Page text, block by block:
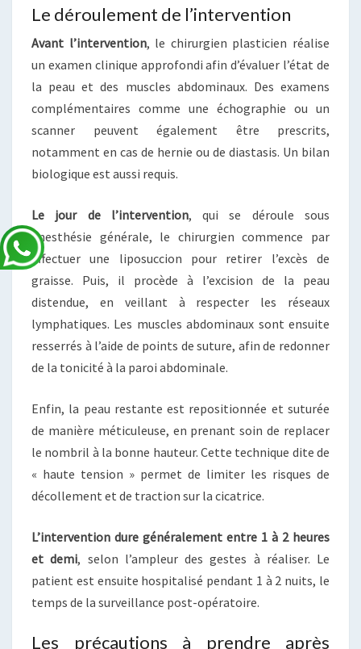
Le déroulement de l’intervention
Avant l’intervention, le chirurgien plasticien réalise
un examen clinique approfondi afin d’évaluer l’état de
la peau et des muscles abdominaux. Des examens
complémentaires comme une échographie ou un
scanner peuvent également être prescrits,
notamment en cas de hernie ou de diastasis. Un bilan
biologique est aussi requis.
Le jour de l’intervention, qui se déroule sous
anesthésie générale, le chirurgien commence par
effectuer une liposuccion pour retirer l’excès de
graisse. Puis, il procède à l’excision de la peau
distendue, en veillant à respecter les réseaux
lymphatiques. Les muscles abdominaux sont ensuite
resserrés à l’aide de points de suture, afin de redonner
de la tonicité à la paroi abdominale.
Enfin, la peau restante est repositionnée et suturée
de manière méticuleuse, en prenant soin de replacer
le nombril à la bonne hauteur. Cette technique dite de
« haute tension » permet de limiter les risques de
décollement et de traction sur la cicatrice.
L’intervention dure généralement entre 1 à 2 heures
et demi, selon l’ampleur des gestes à réaliser. Le
patient est ensuite hospitalisé pendant 1 à 2 nuits, le
temps de la surveillance post-opératoire.
Les précautions à prendre après